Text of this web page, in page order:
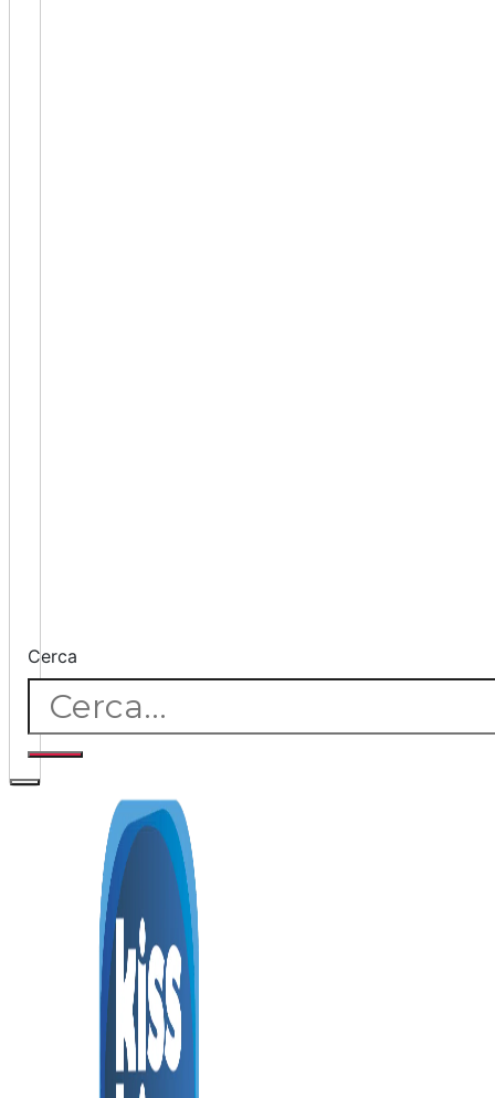
Cerca